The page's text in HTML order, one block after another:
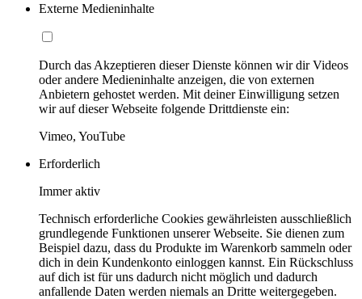
Externe Medieninhalte
Durch das Akzeptieren dieser Dienste können wir dir Videos
oder andere Medieninhalte anzeigen, die von externen
Anbietern gehostet werden. Mit deiner Einwilligung setzen
wir auf dieser Webseite folgende Drittdienste ein:
Vimeo, YouTube
Erforderlich
Immer aktiv
Technisch erforderliche Cookies gewährleisten ausschließlich
grundlegende Funktionen unserer Webseite. Sie dienen zum
Beispiel dazu, dass du Produkte im Warenkorb sammeln oder
dich in dein Kundenkonto einloggen kannst. Ein Rückschluss
auf dich ist für uns dadurch nicht möglich und dadurch
anfallende Daten werden niemals an Dritte weitergegeben.